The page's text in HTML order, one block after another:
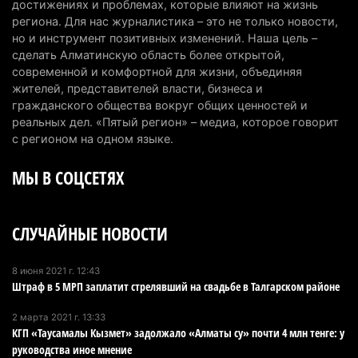
считают себя бедными
6 августа 2026 г. 09:52 164
Пожар в Аксайском ущелье под Алматы
полностью ликвидирован спустя три дня
6 августа 2026 г. 08:51 236
в Алматинской области
Казахстан стал лидером Центральной Азии в
5 августа 2026 г. 13:55
топлива для самолетов: пилотный проект
запустят в Алатау
достижениях и проблемах, которые влияют на жизнь
региона. Для нас журналистика – это не только новости,
но и инструмент позитивных изменений. Наша цель –
сделать Алматинскую область более открытой,
современной и комфортной для жизни, объединяя
жителей, представителей власти, бизнеса и
гражданского общества вокруг общих ценностей и
реальных дел. «Пятый регион» – медиа, которое говорит
с регионом на одном языке.
МЫ В СОЦСЕТЯХ
СЛУЧАЙНЫЕ НОВОСТИ
8 июня 2021 г. 12:43
Штраф в 5 МРП заплатит стрелявший на свадьбе в Талгарском районе
2 марта 2021 г. 13:33
КГП «Таусамалы Кызмет» задолжало «Алматы су» почти 4 млн тенге: у
руководства иное мнение